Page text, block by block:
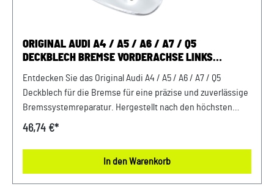
ORIGINAL AUDI A4 / A5 / A6 / A7 / Q5
DECKBLECH BREMSE VORDERACHSE LINKS
Entdecken Sie das Original Audi A4 / A5 / A6 / A7 / Q5
Deckblech für die Bremse für eine präzise und zuverlässige
Bremssystemreparatur. Hergestellt nach den höchsten
Qualitätsstandards von Audi, um optimale Leistung und
Langlebigkeit und Funktionalität Ihres Fahrzeugs mit
diesem hochwertigen Ersatzteil. Produktinfos: 100%
46,74 €*
In den Warenkorb